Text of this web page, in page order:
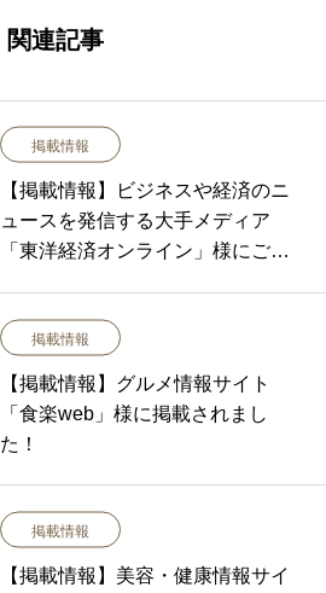
関連記事
掲載情報
【掲載情報】ビジネスや経済のニ
ュースを発信する大手メディア
「東洋経済オンライン」様にご紹
掲載情報
【掲載情報】グルメ情報サイト
「食楽web」様に掲載されまし
た！
掲載情報
【掲載情報】美容・健康情報サイ